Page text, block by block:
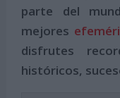
parte del
mejores
disfrutes
históricos,